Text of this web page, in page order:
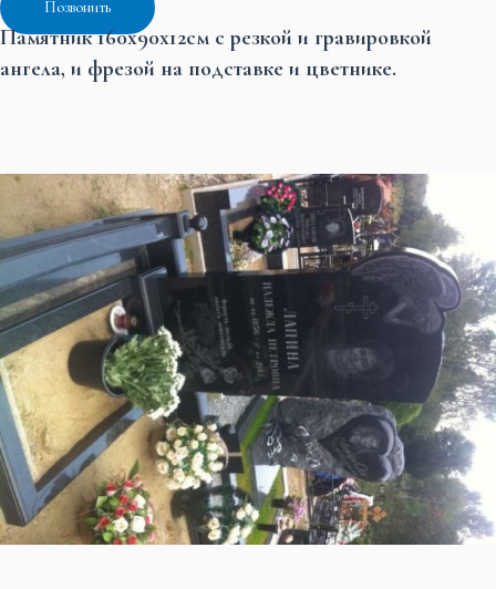
Позвонить
Памятник 160х90х12см с резкой и гравировкой
ангела, и фрезой на подставке и цветнике.